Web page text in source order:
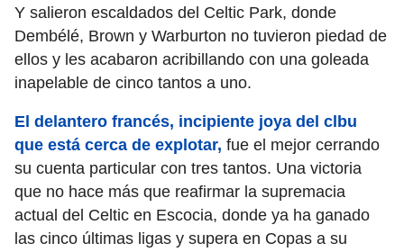
Y salieron escaldados del Celtic Park, donde
Dembélé, Brown y Warburton no tuvieron piedad de
ellos y les acabaron acribillando con una goleada
inapelable de cinco tantos a uno.
El delantero francés, incipiente joya del clbu
que está cerca de explotar, fue el mejor cerrando
su cuenta particular con tres tantos. Una victoria
que no hace más que reafirmar la supremacia
actual del Celtic en Escocia, donde ya ha ganado
las cinco últimas ligas y supera en Copas a su